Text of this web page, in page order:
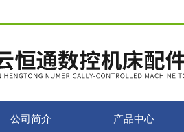
公司简介 产品中心